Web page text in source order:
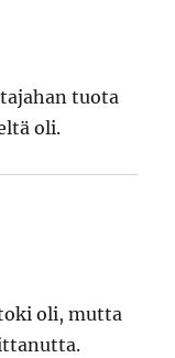
tuota
oli.
oli, mutta